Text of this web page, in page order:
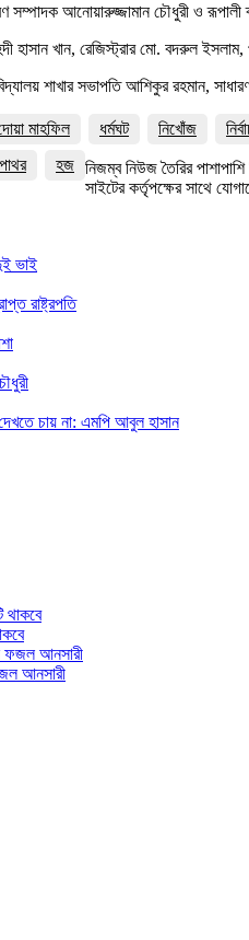
সম্পাদক আনোয়ারুজ্জামান চৌধুরী ও
হাসান খান, রেজিস্ট্রার মো. বদরুল
শাখার সভাপতি আশিকুর রহমান,
মাহফিল ধর্মঘট নিখোঁজ
হজ নিজম্ব নিউজ তৈরির
সাইটের কর্তৃপক্ষের সাথে
ভাই
রাষ্ট্রপতি
চায় না: এমপি আবুল হাসান
আনসারী